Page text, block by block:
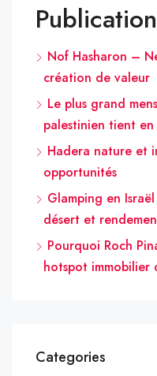
Nof Hasharon –
création de valeur
Le plus grand
palestinien tient
Hadera nature et
opportunités
Glamping en
désert et
Pourquoi Roch
hotspot immobilier
Categories